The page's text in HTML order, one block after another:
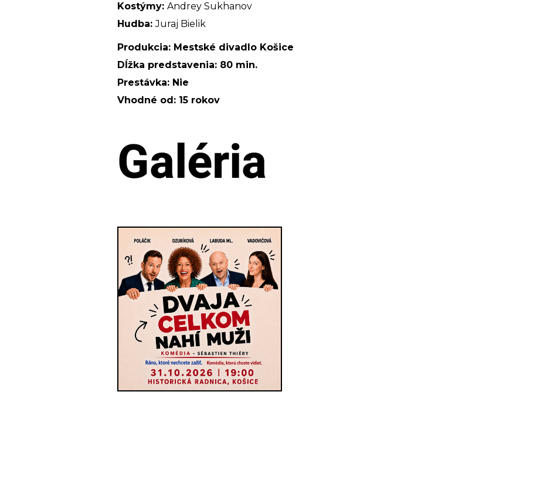
Kostýmy: Andrey Sukhanov
Hudba:Juraj Bielik
Produkcia: Mestské divadlo Košice
Dĺžka predstavenia: 80 min.
Prestávka: Nie
Vhodné od: 15 rokov
Galéria